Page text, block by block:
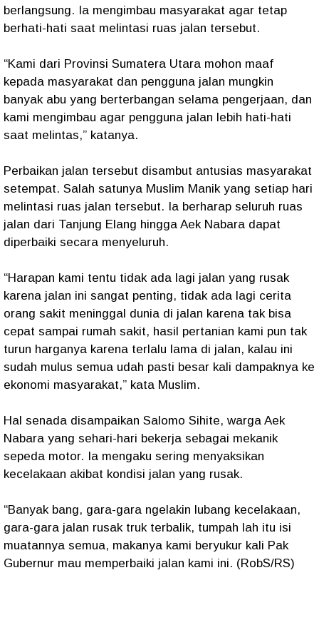
berlangsung. Ia mengimbau masyarakat agar tetap
berhati-hati saat melintasi ruas jalan tersebut.
“Kami dari Provinsi Sumatera Utara mohon maaf
kepada masyarakat dan pengguna jalan mungkin
banyak abu yang berterbangan selama pengerjaan, dan
kami mengimbau agar pengguna jalan lebih hati-hati
saat melintas,” katanya.
Perbaikan jalan tersebut disambut antusias masyarakat
setempat. Salah satunya Muslim Manik yang setiap hari
melintasi ruas jalan tersebut. Ia berharap seluruh ruas
jalan dari Tanjung Elang hingga Aek Nabara dapat
diperbaiki secara menyeluruh.
“Harapan kami tentu tidak ada lagi jalan yang rusak
karena jalan ini sangat penting, tidak ada lagi cerita
orang sakit meninggal dunia di jalan karena tak bisa
cepat sampai rumah sakit, hasil pertanian kami pun tak
turun harganya karena terlalu lama di jalan, kalau ini
sudah mulus semua udah pasti besar kali dampaknya ke
ekonomi masyarakat,” kata Muslim.
Hal senada disampaikan Salomo Sihite, warga Aek
Nabara yang sehari-hari bekerja sebagai mekanik
sepeda motor. Ia mengaku sering menyaksikan
kecelakaan akibat kondisi jalan yang rusak.
“Banyak bang, gara-gara ngelakin lubang kecelakaan,
gara-gara jalan rusak truk terbalik, tumpah lah itu isi
muatannya semua, makanya kami beryukur kali Pak
Gubernur mau memperbaiki jalan kami ini. (RobS/RS)